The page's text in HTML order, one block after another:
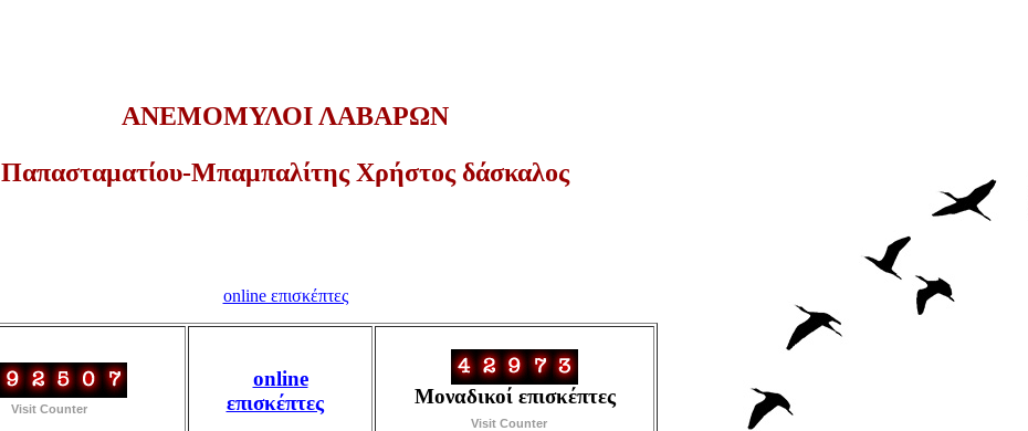
ΑΝΕΜΟΜΥΛΟΙ ΛΑΒΑΡΩΝ
Παπασταματίου-Μπαμπαλίτης Χρήστος δάσκαλος
online επισκέπτες
Visit Counter
online
επισκέπτες
Μοναδικοί επισκέπτες
Visit Counter